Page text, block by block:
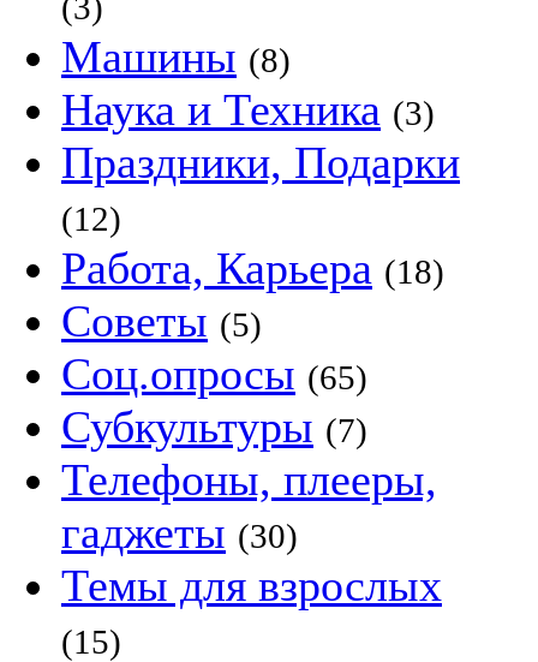
Машины (8)
Наука и Техника (3)
Праздники, Подарки
(12)
Работа, Карьера (18)
Советы (5)
Соц.опросы (65)
Субкультуры (7)
Телефоны, плееры,
гаджеты (30)
Темы для взрослых
(15)